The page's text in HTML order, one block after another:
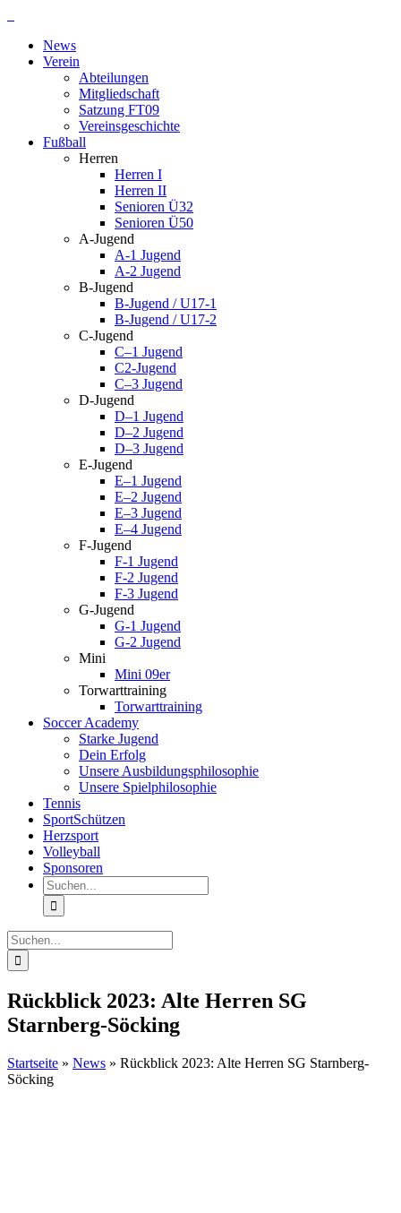
springenNews
Verein
Abteilungen
Mitgliedschaft
Satzung FT09
Vereinsgeschichte
Fußball
Herren
Herren I
Herren II
Senioren Ü32
Senioren Ü50
A-Jugend
A-1 Jugend
A-2 Jugend
B-Jugend
B-Jugend / U17-1
B-Jugend / U17-2
C-Jugend
C–1 Jugend
C2-Jugend
C–3 Jugend
D-Jugend
D–1 Jugend
D–2 Jugend
D–3 Jugend
E-Jugend
E–1 Jugend
E–2 Jugend
E–3 Jugend
E–4 Jugend
F-Jugend
F-1 Jugend
F-2 Jugend
F-3 Jugend
G-Jugend
G-1 Jugend
G-2 Jugend
Mini
Mini 09er
Torwarttraining
Torwarttraining
Soccer Academy
Starke Jugend
Dein Erfolg
Unsere Ausbildungsphilosophie
Unsere Spielphilosophie
Tennis
SportSchützen
Herzsport
Volleyball
Sponsoren
Suche
nach:
Suche
nach:
Rückblick 2023: Alte Herren SG
Starnberg-Söcking
Startseite » News » Rückblick 2023: Alte Herren SG Starnberg-
Söcking